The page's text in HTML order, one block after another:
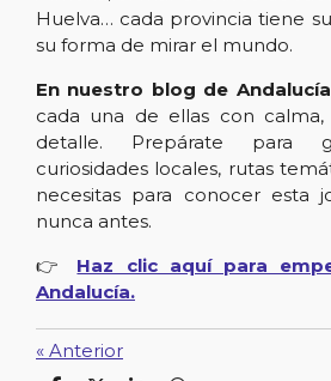
Huelva… cada provincia tiene
su forma de mirar el mundo.
En nuestro blog de Andalucía
cada una de ellas con
detalle. Prepárate para
curiosidades locales, rutas
necesitas para conocer esta
nunca antes.
👉 Haz clic aquí para
Andalucía.
« Anterior